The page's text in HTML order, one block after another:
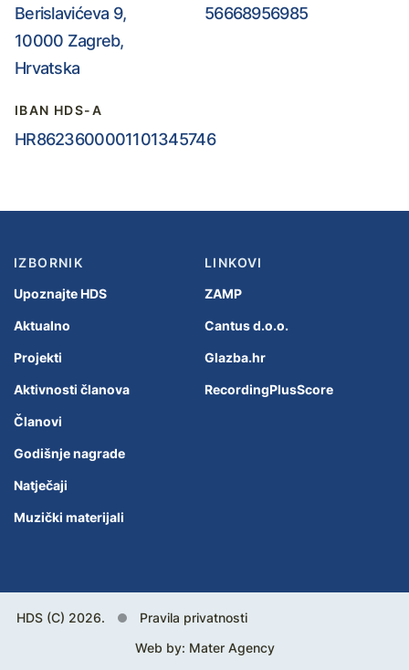
Berislavićeva 9,
10000 Zagreb,
Hrvatska
56668956985
IBAN HDS-A
HR8623600001101345746
IZBORNIK
Upoznajte HDS
Aktualno
Projekti
Aktivnosti članova
Članovi
Godišnje nagrade
Natječaji
Muzički materijali
LINKOVI
ZAMP
Cantus d.o.o.
Glazba.hr
RecordingPlusScore
HDS (C) 2026.
Pravila privatnosti
Web by: Mater Agency